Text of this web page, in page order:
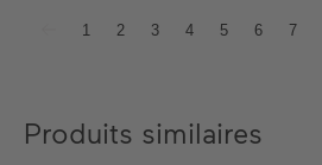
1 2 3 4 5 6 7
Produits similaires